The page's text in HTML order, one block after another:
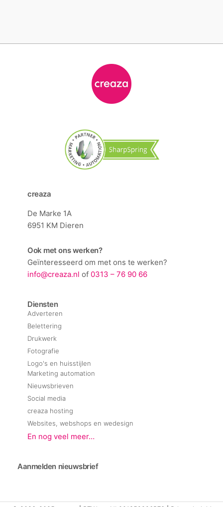
creaza
De Marke 1A
6951 KM Dieren
Ook met ons werken?
Geïnteresseerd om met ons te werken?
info@creaza.nl of 0313 – 76 90 66
Diensten
Adverteren
Belettering
Drukwerk
Fotografie
Logo's en huisstijlen
Marketing automation
Nieuwsbrieven
Social media
creaza hosting
Websites, webshops en wedesign
En nog veel meer…
Aanmelden nieuwsbrief